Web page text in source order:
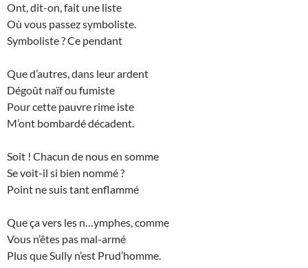
Ont, dit-on, fait une liste
Où vous passez symboliste.
Symboliste ? Ce pendant
Que d’autres, dans leur ardent
Dégoût naïf ou fumiste
Pour cette pauvre rime iste
M’ont bombardé décadent.
Soit ! Chacun de nous en somme
Se voit-il si bien nommé ?
Point ne suis tant enflammé
Que ça vers les n…ymphes, comme
Vous n’êtes pas mal-armé
Plus que Sully n’est Prud’homme.